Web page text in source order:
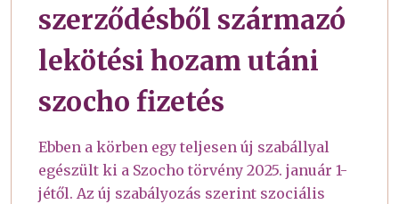
szerződésből származó
lekötési hozam utáni
szocho fizetés
Ebben a körben egy teljesen új szabállyal
egészült ki a Szocho törvény 2025. január 1-
jétől. Az új szabályozás szerint szociális